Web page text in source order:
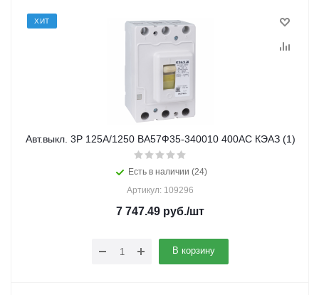
ХИТ
Авт.выкл. 3Р 125А/1250 ВА57Ф35-340010 400АС КЭАЗ (1)
Есть в наличии (24)
Артикул: 109296
7 747.49 руб./шт
В корзину